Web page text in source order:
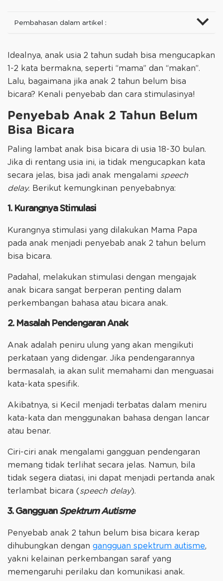
Pembahasan dalam artikel :
Idealnya, anak usia 2 tahun sudah bisa mengucapkan
1-2 kata bermakna, seperti “mama” dan “makan”.
Lalu, bagaimana jika anak 2 tahun belum bisa
bicara? Kenali penyebab dan cara stimulasinya!
Penyebab Anak 2 Tahun Belum
Bisa Bicara
Paling lambat anak bisa bicara di usia 18-30 bulan.
Jika di rentang usia ini, ia tidak mengucapkan kata
secara jelas, bisa jadi anak mengalami speech
delay. Berikut kemungkinan penyebabnya:
1. Kurangnya Stimulasi
Kurangnya stimulasi yang dilakukan Mama Papa
pada anak menjadi penyebab anak 2 tahun belum
bisa bicara.
Padahal, melakukan stimulasi dengan mengajak
anak bicara sangat berperan penting dalam
perkembangan bahasa atau bicara anak.
2. Masalah Pendengaran Anak
Anak adalah peniru ulung yang akan mengikuti
perkataan yang didengar. Jika pendengarannya
bermasalah, ia akan sulit memahami dan menguasai
kata-kata spesifik.
Akibatnya, si Kecil menjadi terbatas dalam meniru
kata-kata dan menggunakan bahasa dengan lancar
atau benar.
Ciri-ciri anak mengalami gangguan pendengaran
memang tidak terlihat secara jelas. Namun, bila
tidak segera diatasi, ini dapat menjadi pertanda anak
terlambat bicara (speech delay).
3. Gangguan Spektrum Autisme
Penyebab anak 2 tahun belum bisa bicara kerap
dihubungkan dengan gangguan spektrum autisme,
yakni kelainan perkembangan saraf yang
memengaruhi perilaku dan komunikasi anak.